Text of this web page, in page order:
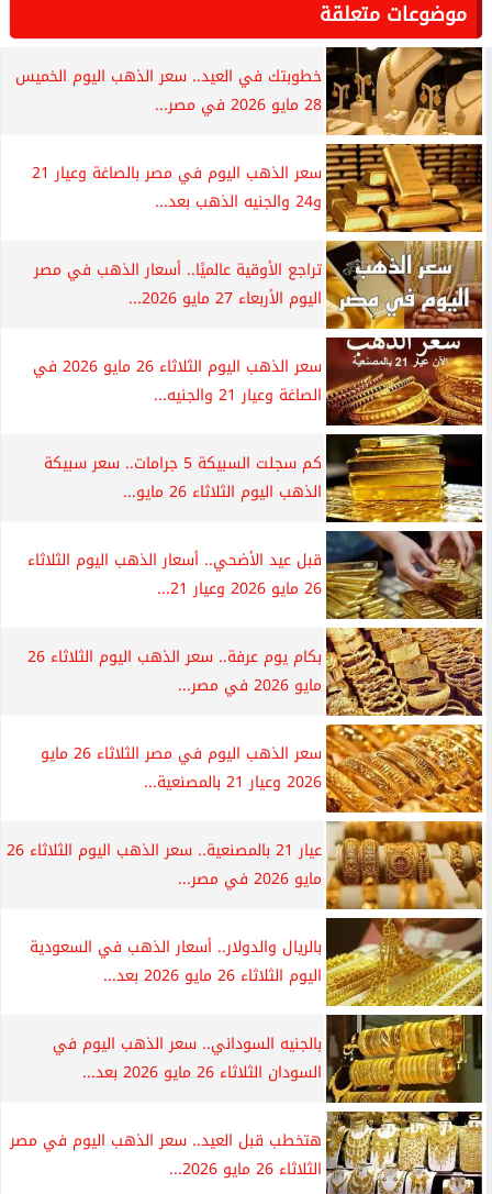
موضوعات متعلقة
خطوبتك في العيد.. سعر الذهب اليوم الخميس
28 مايو 2026 في مصر...
سعر الذهب اليوم في مصر بالصاغة وعيار 21
و24 والجنيه الذهب بعد...
تراجع الأوقية عالميًا.. أسعار الذهب في مصر
اليوم الأربعاء 27 مايو 2026...
سعر الذهب اليوم الثلاثاء 26 مايو 2026 في
الصاغة وعيار 21 والجنيه...
كم سجلت السبيكة 5 جرامات.. سعر سبيكة
الذهب اليوم الثلاثاء 26 مايو...
قبل عيد الأضحي.. أسعار الذهب اليوم الثلاثاء
26 مايو 2026 وعيار 21...
بكام يوم عرفة.. سعر الذهب اليوم الثلاثاء 26
مايو 2026 في مصر...
سعر الذهب اليوم في مصر الثلاثاء 26 مايو
2026 وعيار 21 بالمصنعية...
عيار 21 بالمصنعية.. سعر الذهب اليوم الثلاثاء 26
مايو 2026 في مصر...
بالريال والدولار.. أسعار الذهب في السعودية
اليوم الثلاثاء 26 مايو 2026 بعد...
بالجنيه السوداني.. سعر الذهب اليوم في
السودان الثلاثاء 26 مايو 2026 بعد...
هتخطب قبل العيد.. سعر الذهب اليوم في مصر
الثلاثاء 26 مايو 2026...